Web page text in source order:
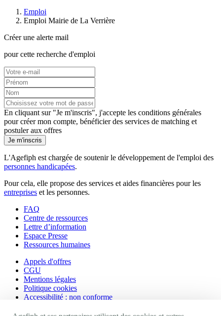
Emploi
Emploi Mairie de La Verrière
Créer une alerte mail
pour cette recherche d'emploi
En cliquant sur "Je m'inscris", j'accepte les conditions générales
pour créer mon compte, bénéficier des services de matching et
postuler aux offres
Je m'inscris
L'Agefiph est chargée de soutenir le développement de l'emploi des
personnes handicapées.
Pour cela, elle propose des services et aides financières pour les
entreprises et les personnes.
FAQ
Centre de ressources
Lettre d’information
Espace Presse
Ressources humaines
Appels d'offres
CGU
Mentions légales
Politique cookies
Accessibilité : non conforme